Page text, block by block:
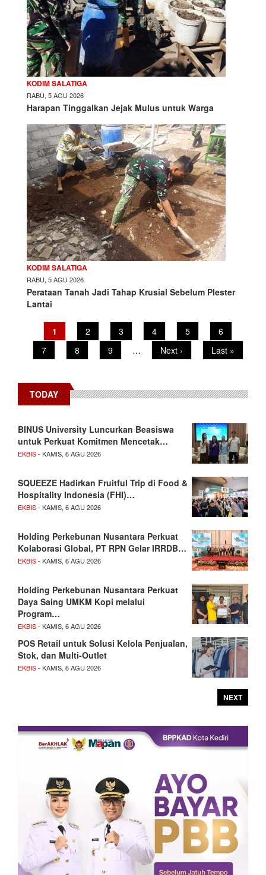
KODIM SALATIGA
RABU, 5 AGU 2026
Harapan Tinggalkan Jejak Mulus untuk Warga
KODIM SALATIGA
RABU, 5 AGU 2026
Perataan Tanah Jadi Tahap Krusial Sebelum Plester
Lantai
PaginationCurrent
page
1 Page
2 Page
3 Page
4 Page
5 Page
6
Page
7 Page
8 Page
9 …
Next
page
Next ›
Last
page
Last »
TODAY
BINUS University Luncurkan Beasiswa
untuk Perkuat Komitmen Mencetak…
EKBIS- KAMIS, 6 AGU 2026
SQUEEZE Hadirkan Fruitful Trip di Food &
Hospitality Indonesia (FHI)…
EKBIS- KAMIS, 6 AGU 2026
Holding Perkebunan Nusantara Perkuat
Kolaborasi Global, PT RPN Gelar IRRDB…
EKBIS- KAMIS, 6 AGU 2026
Holding Perkebunan Nusantara Perkuat
Daya Saing UMKM Kopi melalui
Program…
EKBIS- KAMIS, 6 AGU 2026
POS Retail untuk Solusi Kelola Penjualan,
Stok, dan Multi-Outlet
EKBIS- KAMIS, 6 AGU 2026
NEXT